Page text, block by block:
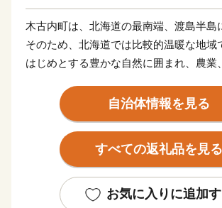
木古内町は、北海道の最南端、渡島半島
そのため、北海道では比較的温暖な地域
はじめとする豊かな自然に囲まれ、農業
このほかにも、天保2年（1831年）から
軽海峡で神社のご神体を清め、1年の豊
願する「みそぎ祭り」など歴史と関連す
も行われます。
自治体情報を見る
すべての返礼品を見る
お気に入りに追加